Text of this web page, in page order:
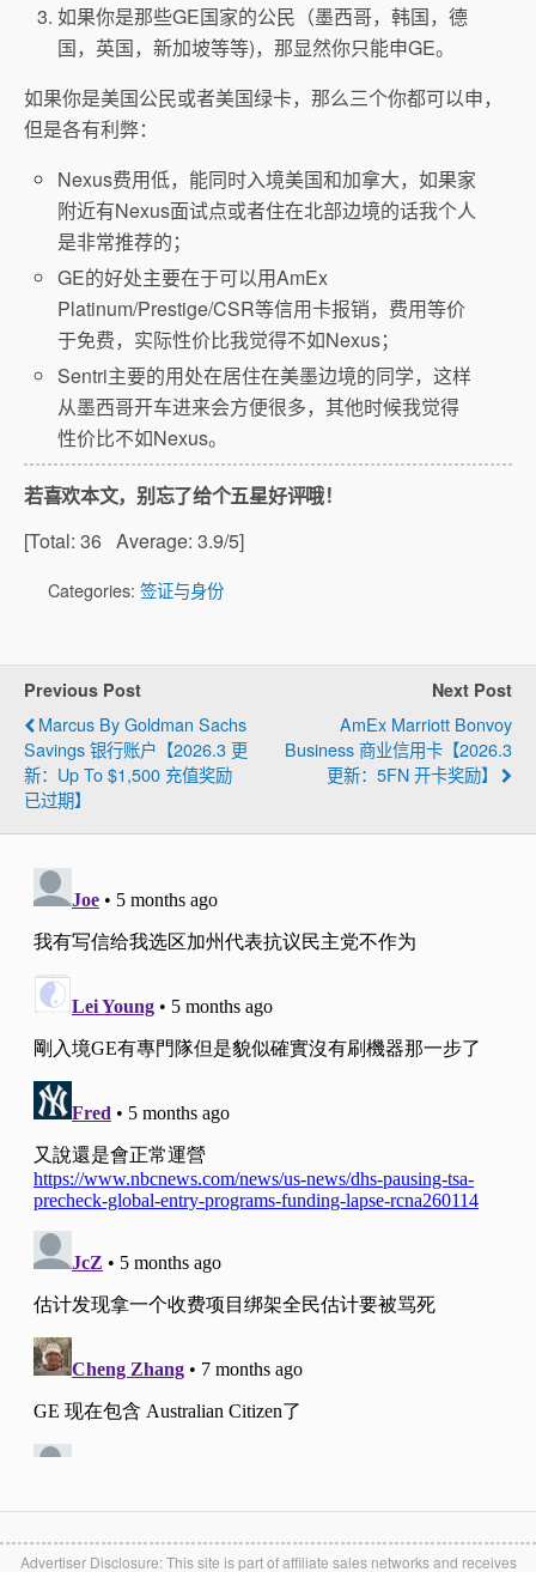
如果你是那些GE国家的公民（墨西哥，韩国，德
国，英国，新加坡等等)，那显然你只能申GE。
如果你是美国公民或者美国绿卡，那么三个你都可以申，
但是各有利弊：
Nexus费用低，能同时入境美国和加拿大，如果家
附近有Nexus面试点或者住在北部边境的话我个人
是非常推荐的；
GE的好处主要在于可以用AmEx
Platinum/Prestige/CSR等信用卡报销，费用等价
于免费，实际性价比我觉得不如Nexus；
Sentri主要的用处在居住在美墨边境的同学，这样
从墨西哥开车进来会方便很多，其他时候我觉得
性价比不如Nexus。
若喜欢本文，别忘了给个五星好评哦！
[Total: 36 Average: 3.9/5]
Categories: 签证与身份
Previous Post
Marcus By Goldman Sachs
Savings 银行账户【2026.3 更
新：Up To $1,500 充值奖励
已过期】
Next Post
AmEx Marriott Bonvoy
Business 商业信用卡【2026.3
更新：5FN 开卡奖励】
Advertiser Disclosure: This site is part of affiliate sales networks and receives